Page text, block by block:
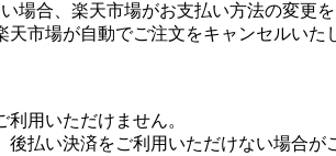
合、楽天市場がお支払い方法の変更を
市場が自動でご注文をキャンセルいた
用いただけません。
払い決済をご利用いただけない場合が